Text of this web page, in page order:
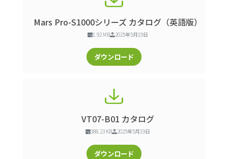
Mars Pro-S1000シリーズ カタログ（英語版）
1.92 MB 2025年5月19日
ダウンロード
VT07-B01 カタログ
388.23 KB 2025年5月19日
ダウンロード